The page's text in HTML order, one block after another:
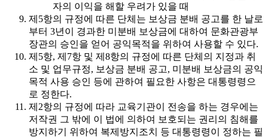
자의 이익을 해할 우려가 있을 때
제5항의 규정에 따른 단체는 보상금 분배 공고를 한 날로
부터 3년이 경과한 미분배 보상금에 대하여 문화관광부
장관의 승인을 얻어 공익목적을 위하여 사용할 수 있다.
제5항, 제7항 및 제8항의 규정에 따른 단체의 지정과 취
소 및 업무규정, 보상금 분배 공고, 미분배 보상금의 공익
목적 사용 승인 등에 관하여 필요한 사항은 대통령령으
로 정한다.
제2항의 규정에 따라 교육기관이 전송을 하는 경우에는
저작권 그 밖에 이 법에 의하여 보호되는 권리의 침해를
방지하기 위하여 복제방지조치 등 대통령령이 정하는 필